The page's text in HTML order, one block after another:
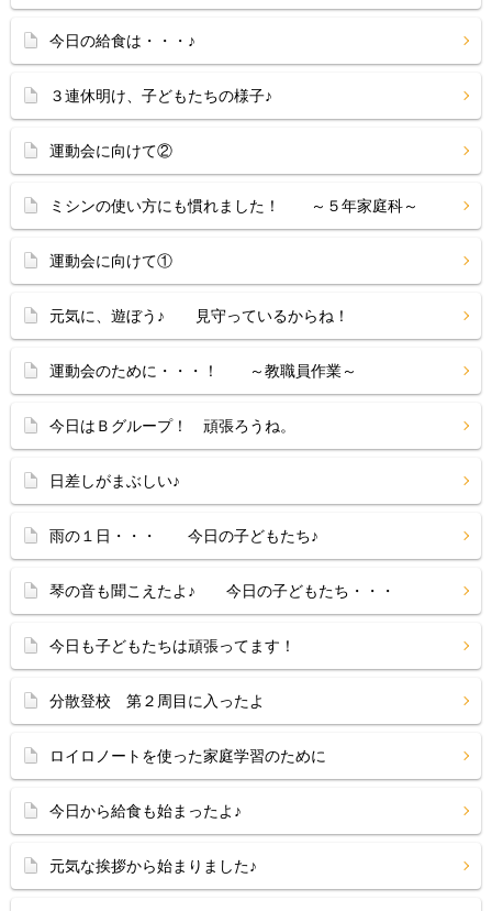
今日の給食は・・・♪
３連休明け、子どもたちの様子♪
運動会に向けて②
ミシンの使い方にも慣れました！ ～５年家庭科～
運動会に向けて①
元気に、遊ぼう♪ 見守っているからね！
運動会のために・・・！ ～教職員作業～
今日はＢグループ！ 頑張ろうね。
日差しがまぶしい♪
雨の１日・・・ 今日の子どもたち♪
琴の音も聞こえたよ♪ 今日の子どもたち・・・
今日も子どもたちは頑張ってます！
分散登校 第２周目に入ったよ
ロイロノートを使った家庭学習のために
今日から給食も始まったよ♪
元気な挨拶から始まりました♪